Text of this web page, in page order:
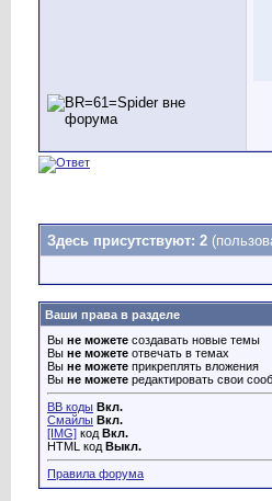
Здесь присутствуют: 2
Ваши права в разделе
Вы не можете создавать новые темы
Вы не можете отвечать в темах
Вы не можете прикреплять вложения
Вы не можете редактировать свои
BB коды Вкл.
Смайлы Вкл.
[IMG] код Вкл.
HTML код Выкл.
Правила форума